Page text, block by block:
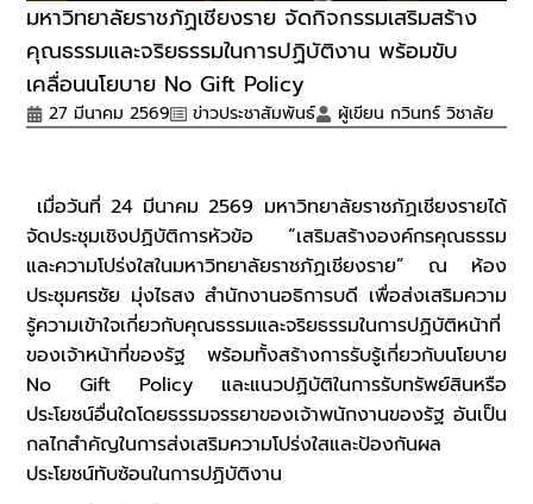
มหาวิทยาลัยราชภัฏเชียงราย จัดกิจกรรมเสริมสร้าง
คุณธรรมและจริยธรรมในการปฏิบัติงาน พร้อมขับ
เคลื่อนนโยบาย No Gift Policy
27 มีนาคม 2569 ข่าวประชาสัมพันธ์ ผู้เขียน กวินทร์ วิชาลัย
เมื่อวันที่ 24 มีนาคม 2569 มหาวิทยาลัยราชภัฏเชียงรายได้
จัดประชุมเชิงปฏิบัติการหัวข้อ “เสริมสร้างองค์กรคุณธรรม
และความโปร่งใสในมหาวิทยาลัยราชภัฏเชียงราย” ณ ห้อง
ประชุมศรชัย มุ่งไธสง สำนักงานอธิการบดี เพื่อส่งเสริมความ
รู้ความเข้าใจเกี่ยวกับคุณธรรมและจริยธรรมในการปฏิบัติหน้าที่
ของเจ้าหน้าที่ของรัฐ พร้อมทั้งสร้างการรับรู้เกี่ยวกับนโยบาย
No Gift Policy และแนวปฏิบัติในการรับทรัพย์สินหรือ
ประโยชน์อื่นใดโดยธรรมจรรยาของเจ้าพนักงานของรัฐ อันเป็น
กลไกสำคัญในการส่งเสริมความโปร่งใสและป้องกันผล
ประโยชน์ทับซ้อนในการปฏิบัติงาน